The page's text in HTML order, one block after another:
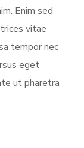
Enim sed
vitae
tempor nec
eget
ut pharetra